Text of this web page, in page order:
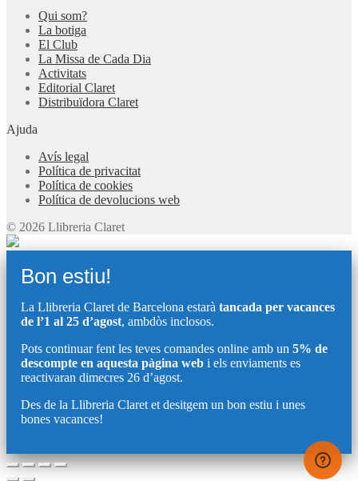
Qui som?
La botiga
El Club
La Missa de Cada Dia
Activitats
Editorial Claret
Distribuïdora Claret
Ajuda
Avís legal
Política de privacitat
Política de cookies
Política de devolucions web
© 2026 Llibreria Claret
Bon estiu!
La Llibreria Claret de Barcelona estarà tancada per vacances
de l’1 al 25 d’agost, ambdòs inclosos.
Pots continuar fent les teves comandes online amb un 5% de
descompte en aquesta pàgina web i els enviaments es
reactivaran dimecres 26 d’agost.
Des de la Llibreria Claret et desitgem un bon estiu i unes
bones vacances!